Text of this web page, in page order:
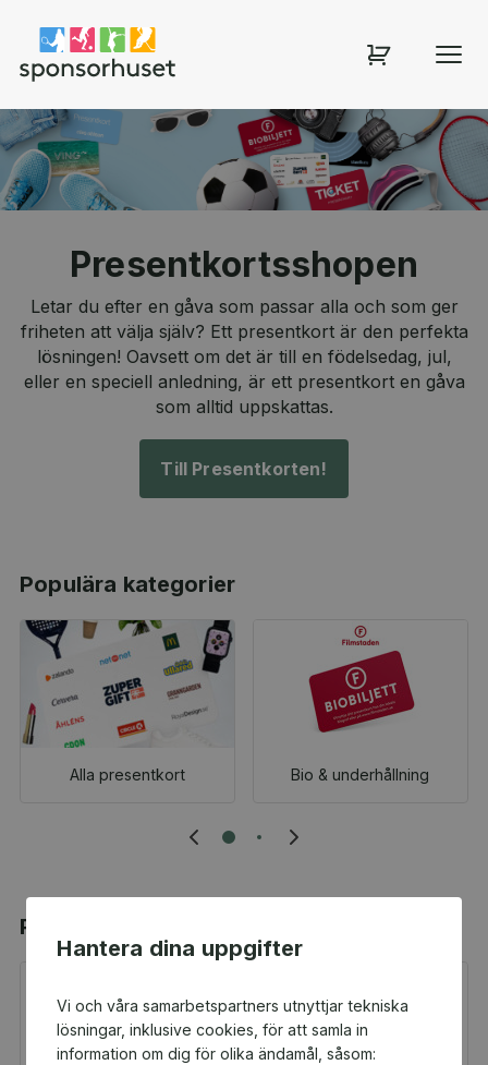
Hantera dina uppgifter
Vi och våra samarbetspartners utnyttjar tekniska
lösningar, inklusive cookies, för att samla in
information om dig för olika ändamål, såsom:
Sponsorhuset shop
Presentkortsshopen
Letar du efter en gåva som passar alla och som ger
friheten att välja själv? Ett presentkort är den perfekta
lösningen! Oavsett om det är till en födelsedag, jul,
eller en speciell anledning, är ett presentkort en gåva
som alltid uppskattas.
Till Presentkorten!
Populära kategorier
Alla presentkort Bio & underhållning
Populära produkter